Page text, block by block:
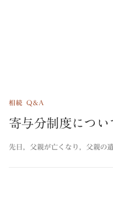
相続 Q&A
寄与分制度につい
先日，父親が亡くなり，父親の